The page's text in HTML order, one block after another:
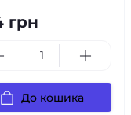
грн
До кошика